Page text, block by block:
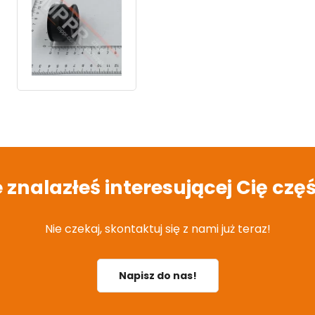
znalazłeś interesującej Cię
Nie czekaj, skontaktuj się z nami już teraz!
Napisz do nas!